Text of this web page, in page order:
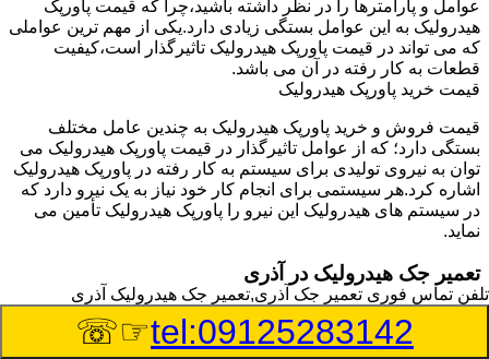
عوامل و پارامترها را در نظر داشته باشید،چرا که قیمت پاورپک
هیدرولیک به این عوامل بستگی زیادی دارد.یکی از مهم ترین عواملی
که می تواند در قیمت پاورپک هیدرولیک تاثیرگذار است،کیفیت
قطعات به کار رفته در آن می باشد.
قیمت خرید پاورپک هیدرولیک
قیمت فروش و خرید پاورپک هیدرولیک به چندین عامل مختلف
بستگی دارد؛ که از عوامل تاثیرگذار در قیمت پاورپک هیدرولیک می
توان به نیروی تولیدی برای سیستم به کار رفته در پاورپک هیدرولیک
اشاره کرد.هر سیستمی برای انجام کار خود نیاز به یک نیرو دارد که
در سیستم های هیدرولیک این نیرو را پاورپک هیدرولیک تأمین می
نماید.
تعمیر جک هیدرولیک در آذری
وسیله‎ای که با عملکرد خود موجب بلند شدن اهرم و یا وزن سنگین
در یک قسمت می گردد را جک هیدرولیک می نامند.جک هیدرولیک
تلفن تماس فوری تعمیر جک آذری,تعمیر جک هیدرولیک آذری
tel:09125283142
☞☏